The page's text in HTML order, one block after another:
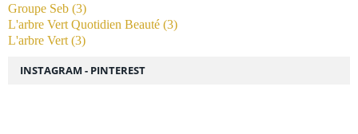
Groupe Seb (3)
L'arbre Vert Quotidien Beauté (3)
L'arbre Vert (3)
INSTAGRAM - PINTEREST